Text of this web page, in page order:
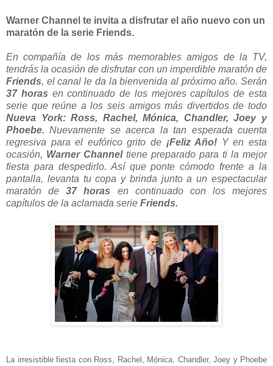
Warner Channel te invita a disfrutar el año nuevo con un
maratón de la serie Friends.
En compañía de los más memorables amigos de la TV,
tendrás la ocasión de disfrutar con un imperdible maratón de
Friends, el canal le da la bienvenida al próximo año. Serán
37 horas en continuado de los mejores capítulos de esta
serie que reúne a los seis amigos más divertidos de todo
Nueva York: Ross, Rachel, Mónica, Chandler, Joey y
Phoebe. Nuevamente se acerca la tan esperada cuenta
regresiva para el eufórico grito de ¡Feliz Año! Y en esta
ocasión, Warner Channel tiene preparado para ti la mejor
fiesta para despedirlo. Así que ponte cómodo frente a la
pantalla, levanta tu copa y brinda junto a un espectacular
maratón de37 horas en continuado con los mejores
capítulos de la aclamada serie Friends.
La irresistible fiesta con Ross, Rachel, Mónica, Chandler, Joey y Phoebe